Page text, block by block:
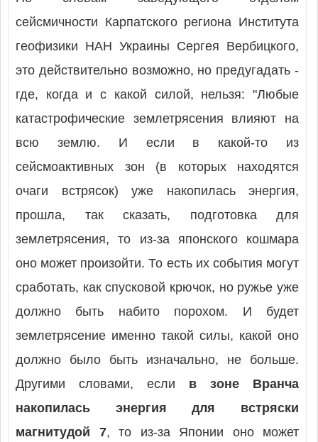
сейсмичности Карпатского региона Института
геофизики НАН Украины Сергея Вербицкого,
это действительно возможно, но предугадать -
где, когда и с какой силой, нельзя: "Любые
катастрофические землетрясения влияют на
всю землю. И если в какой-то из
сейсмоактивных зон (в которых находятся
очаги встрясок) уже накопилась энергия,
прошла, так сказать, подготовка для
землетрясения, то из-за японского кошмара
оно может произойти. То есть их события могут
сработать, как спусковой крючок, но ружье уже
должно быть набито порохом. И будет
землетрясение именно такой силы, какой оно
должно было быть изначально, не больше.
Другими словами, если в зоне Вранча
накопилась энергия для встряски
магнитудой 7, то из-за Японии оно может